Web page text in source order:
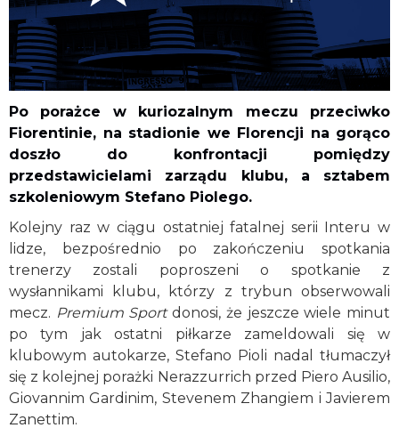
Po porażce w kuriozalnym meczu przeciwko
Fiorentinie, na stadionie we Florencji na gorąco
doszło do konfrontacji pomiędzy
przedstawicielami zarządu klubu, a sztabem
szkoleniowym Stefano Piolego.
Kolejny raz w ciągu ostatniej fatalnej serii Interu w
lidze, bezpośrednio po zakończeniu spotkania
trenerzy zostali poproszeni o spotkanie z
wysłannikami klubu, którzy z trybun obserwowali
mecz. Premium Sportdonosi, że jeszcze wiele minut
po tym jak ostatni piłkarze zameldowali się w
klubowym autokarze, Stefano Pioli nadal tłumaczył
się z kolejnej porażki Nerazzurrich przed Piero Ausilio,
Giovannim Gardinim, Stevenem Zhangiem i Javierem
Zanettim.